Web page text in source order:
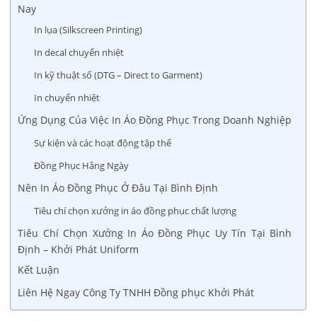
Nay
In lụa (Silkscreen Printing)
In decal chuyển nhiệt
In kỹ thuật số (DTG – Direct to Garment)
In chuyển nhiệt
Ứng Dụng Của Việc In Áo Đồng Phục Trong Doanh Nghiệp
Sự kiện và các hoạt động tập thể
Đồng Phục Hằng Ngày
Nên In Áo Đồng Phục Ở Đâu Tại Bình Định
Tiêu chí chọn xưởng in áo đồng phục chất lượng
Tiêu Chí Chọn Xưởng In Áo Đồng Phục Uy Tín Tại Bình
Định – Khởi Phát Uniform
Kết Luận
Liên Hệ Ngay Công Ty TNHH Đồng phục Khởi Phát